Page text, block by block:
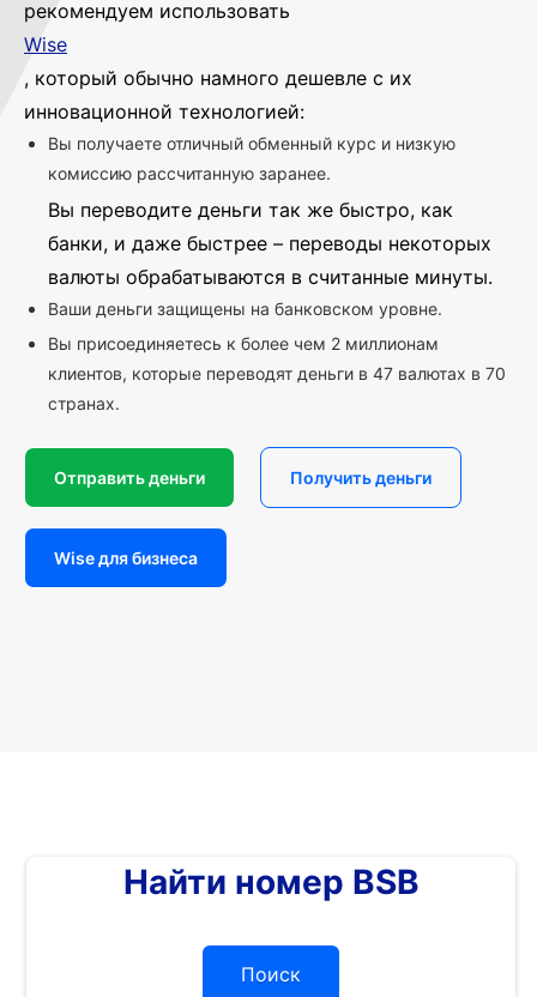
рекомендуем использовать
Wise
, который обычно намного дешевле с их
инновационной технологией:
Вы получаете отличный обменный курс и низкую
комиссию рассчитанную заранее.
Вы переводите деньги так же быстро, как
банки, и даже быстрее – переводы некоторых
валюты обрабатываются в считанные минуты.
Ваши деньги защищены на банковском уровне.
Вы присоединяетесь к более чем 2 миллионам
клиентов, которые переводят деньги в 47 валютах в 70
странах.
Отправить деньги Получить деньги
Wise для бизнеса
Найти номер BSB
Поиск